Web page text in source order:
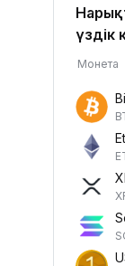
үздік
Монета